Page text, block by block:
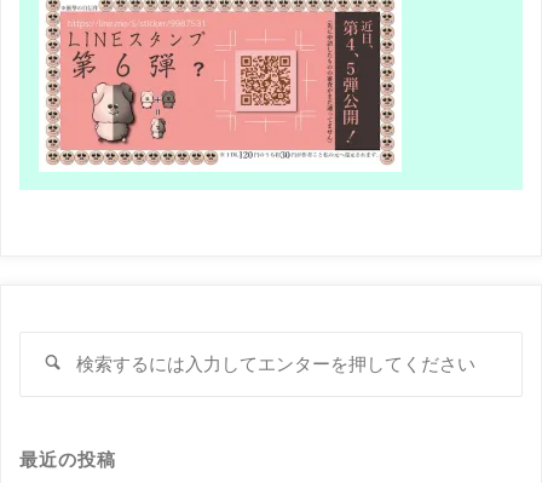
検
最近の投稿